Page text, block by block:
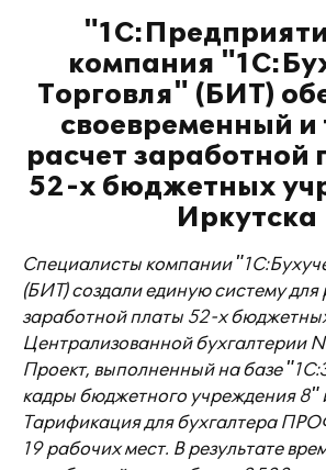
компания
Торговля" (БИТ)
своевременный и
расчет заработной
52-х бюджетных
Иркутска
Специалисты компании
(БИТ) создали единую систему для
заработной платы 52-х
Централизованной бухгалтерии
Проект, выполненный на базе
кадры бюджетного учреждения
Тарификация для бухгалтера
19 рабочих мест. В результате